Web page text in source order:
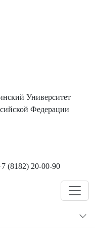
Университет
Федерации
20-00-90